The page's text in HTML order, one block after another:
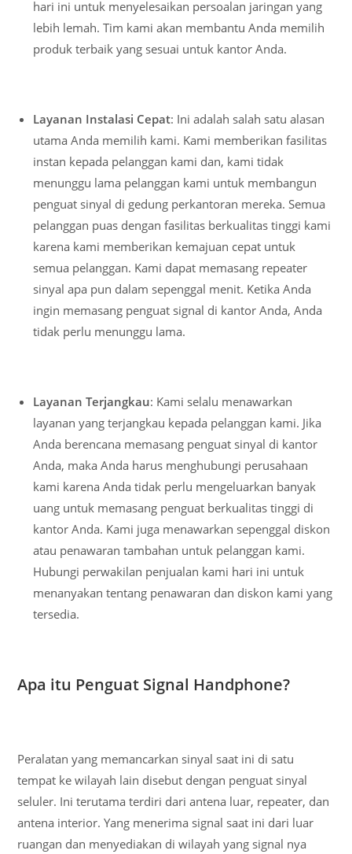
hari ini untuk menyelesaikan persoalan jaringan yang
lebih lemah. Tim kami akan membantu Anda memilih
produk terbaik yang sesuai untuk kantor Anda.
Layanan Instalasi Cepat: Ini adalah salah satu alasan
utama Anda memilih kami. Kami memberikan fasilitas
instan kepada pelanggan kami dan, kami tidak
menunggu lama pelanggan kami untuk membangun
penguat sinyal di gedung perkantoran mereka. Semua
pelanggan puas dengan fasilitas berkualitas tinggi kami
karena kami memberikan kemajuan cepat untuk
semua pelanggan. Kami dapat memasang repeater
sinyal apa pun dalam sepenggal menit. Ketika Anda
ingin memasang penguat signal di kantor Anda, Anda
tidak perlu menunggu lama.
Layanan Terjangkau: Kami selalu menawarkan
layanan yang terjangkau kepada pelanggan kami. Jika
Anda berencana memasang penguat sinyal di kantor
Anda, maka Anda harus menghubungi perusahaan
kami karena Anda tidak perlu mengeluarkan banyak
uang untuk memasang penguat berkualitas tinggi di
kantor Anda. Kami juga menawarkan sepenggal diskon
atau penawaran tambahan untuk pelanggan kami.
Hubungi perwakilan penjualan kami hari ini untuk
menanyakan tentang penawaran dan diskon kami yang
tersedia.
Apa itu Penguat Signal Handphone?
Peralatan yang memancarkan sinyal saat ini di satu
tempat ke wilayah lain disebut dengan penguat sinyal
seluler. Ini terutama terdiri dari antena luar, repeater, dan
antena interior. Yang menerima signal saat ini dari luar
ruangan dan menyediakan di wilayah yang signal nya